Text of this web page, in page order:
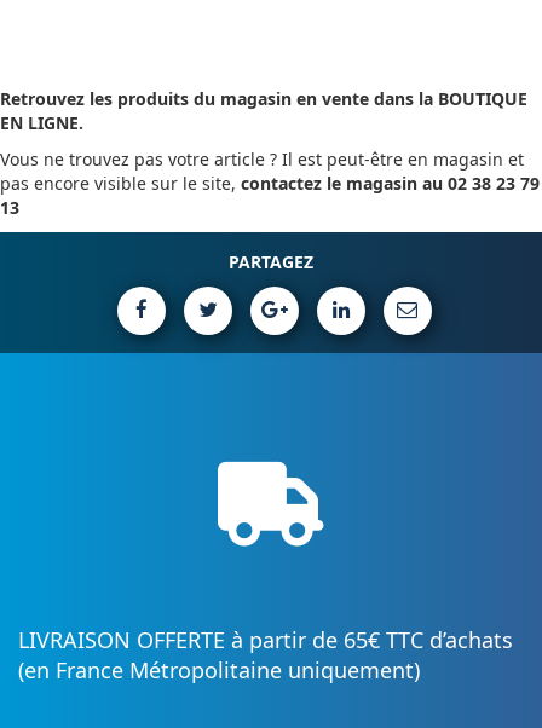
Retrouvez les produits du magasin en vente dans la BOUTIQUE
EN LIGNE.
Vous ne trouvez pas votre article ? Il est peut-être en magasin et
pas encore visible sur le site, contactez le magasin au 02 38 23 79
13
PARTAGEZ
LIVRAISON OFFERTE à partir de 65€ TTC d’achats
(en France Métropolitaine uniquement)